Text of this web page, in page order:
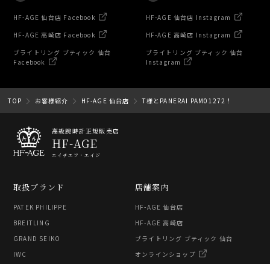
HF-AGE 仙台店 Facebook
HF-AGE 高崎店 Facebook
ブライトリング ブティック 仙台
Facebook
HF-AGE 仙台店 Instagram
HF-AGE 高崎店 Instagram
ブライトリング ブティック 仙台
Instagram
TOP お客様紹介 HF-AGE 仙台店 T様とPANERAI PAM01272！
高級腕時計正規販売店
HF-AGE
エイチエフ・エイジ
取扱ブランド
PATEK PHILIPPE
BREITLING
GRAND SEIKO
IWC
店舗案内
HF-AGE 仙台店
HF-AGE 高崎店
ブライトリング ブティック 仙台
オンラインショップ